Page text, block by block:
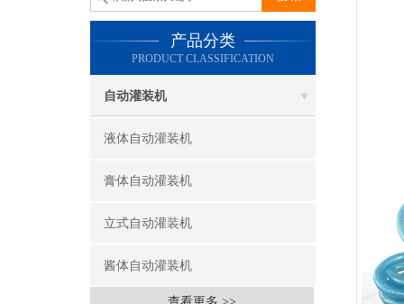
产品分类
PRODUCT CLASSIFICATION
自动灌装机
液体自动灌装机
膏体自动灌装机
立式自动灌装机
酱体自动灌装机